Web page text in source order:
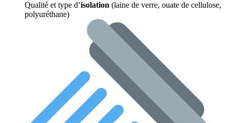
Qualité et type d’isolation (laine de verre, ouate de cellulose,
polyuréthane)